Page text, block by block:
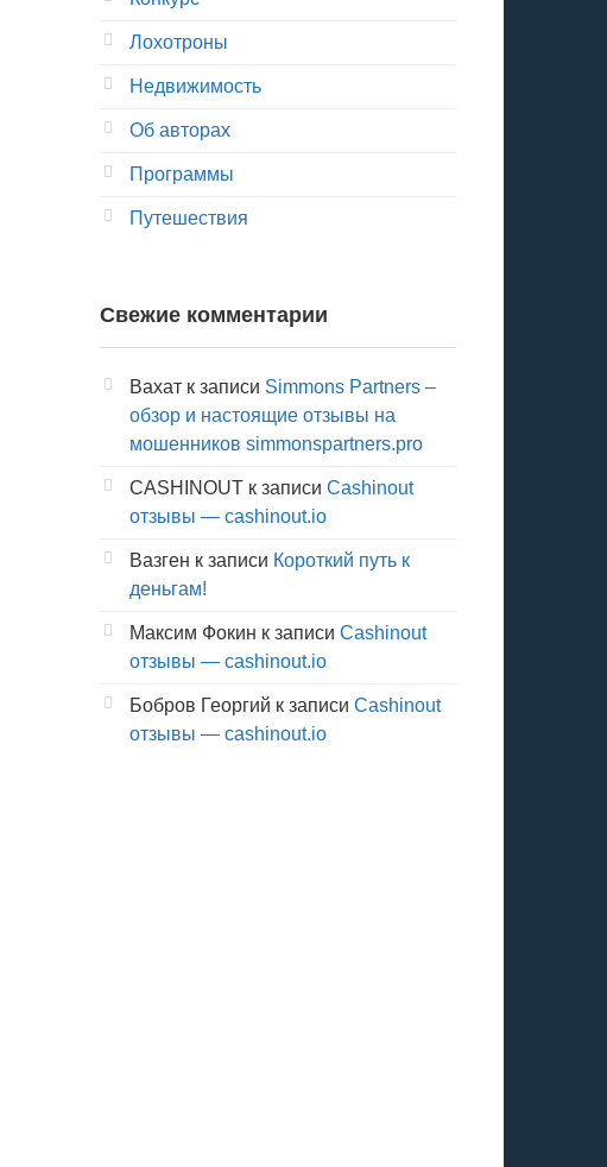
Лохотроны
Недвижимость
Об авторах
Программы
Путешествия
Свежие комментарии
Вахат к записи Simmons Partners –
обзор и настоящие отзывы на
мошенников simmonspartners.pro
CASHINOUT к записи Cashinout
отзывы — cashinout.io
Вазген к записи Короткий путь к
деньгам!
Максим Фокин к записи Cashinout
отзывы — cashinout.io
Бобров Георгий к записи Cashinout
отзывы — cashinout.io